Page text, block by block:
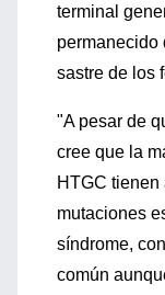
terminal
permanecido
sastre de los
"A pesar de
cree que la
HTGC
mutaciones
síndrome,
común